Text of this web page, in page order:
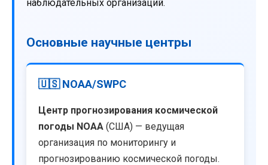
наблюдательных организаций.
Основные научные центры
🇺🇸 NOAA/SWPC
Центр прогнозирования космической
погоды NOAA (США) — ведущая
организация по мониторингу и
прогнозированию космической погоды.